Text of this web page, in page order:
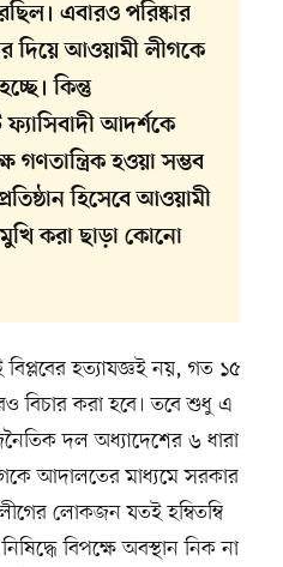
এবারও পরিষ্কার
দিয়ে আওয়ামী লীগকে
কিন্তু
আদর্শকে
গণতান্ত্রিক হওয়া সম্ভব
হিসেবে আওয়ামী
করা ছাড়া কোনো
হত্যাযজ্ঞই নয়, গত ১৫
বিচার করা হবে। তবে শুধু এ
দল অধ্যাদেশের ৬ ধারা
আদালতের মাধ্যমে সরকার
লোকজন যতই হম্বিতম্বি
বিপক্ষে অবস্থান নিক না